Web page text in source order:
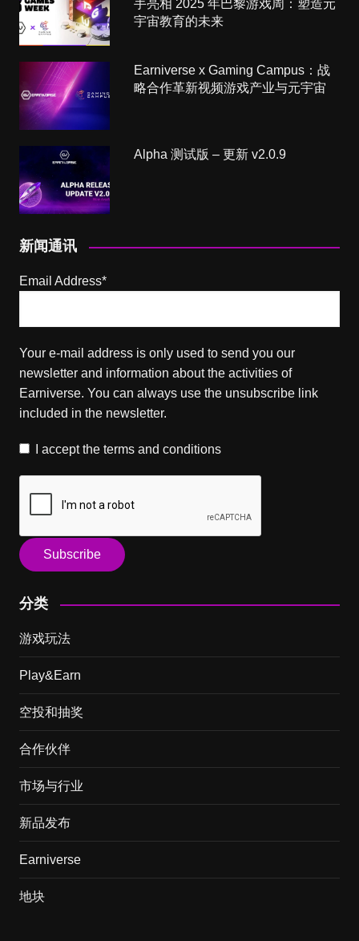
手亮相 2025 年巴黎游戏周：塑造元
宇宙教育的未来
Earniverse x Gaming Campus：战
略合作革新视频游戏产业与元宇宙
Alpha 测试版 – 更新 v2.0.9
新闻通讯
Email Address*
Your e-mail address is only used to send you our
newsletter and information about the activities of
Earniverse. You can always use the unsubscribe link
included in the newsletter.
I accept the terms and conditions
分类
游戏玩法
Play&Earn
空投和抽奖
合作伙伴
市场与行业
新品发布
Earniverse
地块